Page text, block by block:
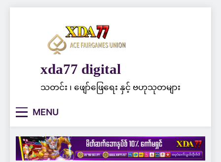
xda77 digital
သတင်း ၊ ဖျော်ဖြေရေး နှင့် ဗဟုသုတများ
MENU